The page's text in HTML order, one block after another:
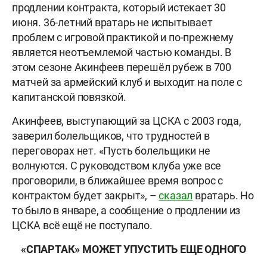
продлении контракта, который истекает 30
июня. 36-летний вратарь не испытывает
проблем с игровой практикой и по-прежнему
является неотъемлемой частью команды. В
этом сезоне Акинфеев перешёл рубеж в 700
матчей за армейский клуб и выходит на поле с
капитанской повязкой.
Акинфеев, выступающий за ЦСКА с 2003 года,
заверил болельщиков, что трудностей в
переговорах нет. «Пусть болельщики не
волнуются. С руководством клуба уже все
проговорили, в ближайшее время вопрос с
контрактом будет закрыт», –сказал вратарь. Но
то было в январе, а сообщение о продлении из
ЦСКА всё ещё не поступало.
«СПАРТАК» МОЖЕТ УПУСТИТЬ ЕЩЕ ОДНОГО